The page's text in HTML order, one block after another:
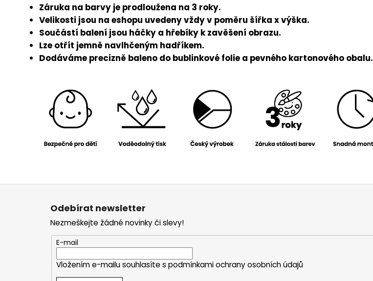
Záruka na barvy je prodloužena na 3 roky.
Velikosti jsou na eshopu uvedeny vždy v poměru šířka x výška.
Součástí balení jsou háčky a hřebíky k zavěšení obrazu.
Lze otřít jemně navlhčeným hadříkem.
Dodáváme precizně baleno do bublinkové folie a pevného kartonového obalu.
Odebírat newsletter
Nezmeškejte žádné novinky či slevy!
E-mail
Vložením e-mailu souhlasíte s podmínkami ochrany osobních údajů